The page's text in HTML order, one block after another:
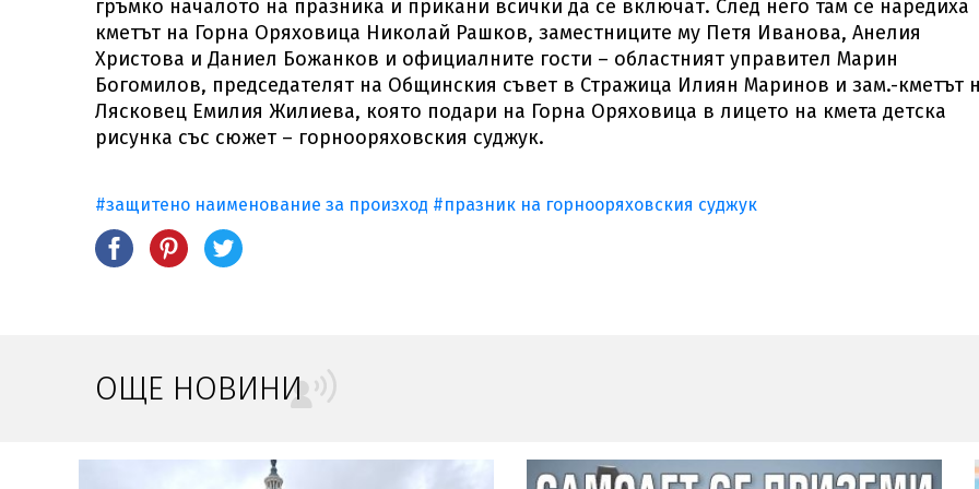
гръмко началото на празника и прикани всички да се включат. След него там се наредиха
кметът на Горна Оряховица Николай Рашков, заместниците му Петя Иванова, Анелия
Христова и Даниел Божанков и официалните гости – областният управител Марин
Богомилов, председателят на Общинския съвет в Стражица Илиян Маринов и зам.-кметът
Лясковец Емилия Жилиева, която подари на Горна Оряховица в лицето на кмета детска
рисунка със сюжет – горнооряховския суджук.
#защитено наименование за произход #празник на горнооряховския суджук
ОЩЕ НОВИНИ